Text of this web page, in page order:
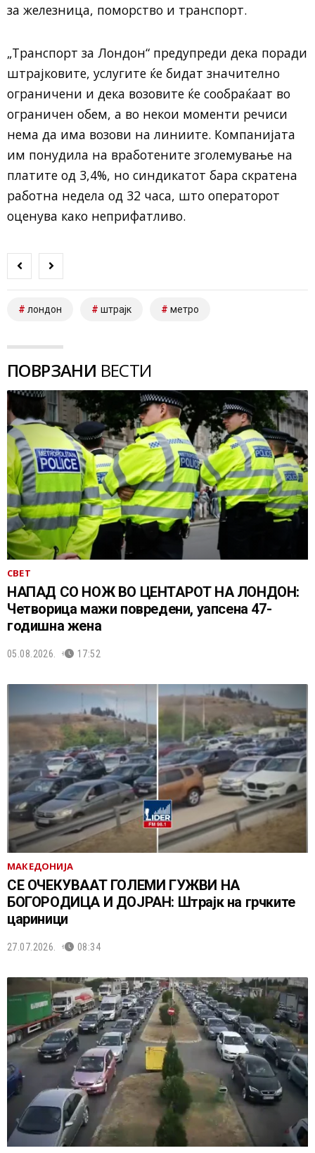
за железница, поморство и транспорт.
„Транспорт за Лондон“ предупреди дека поради
штрајковите, услугите ќе бидат значително
ограничени и дека возовите ќе сообраќаат во
ограничен обем, а во некои моменти речиси
нема да има возови на линиите. Компанијата
им понудила на вработените зголемување на
платите од 3,4%, но синдикатот бара скратена
работна недела од 32 часа, што операторот
оценува како неприфатливо.
лондон штрајк метро
ПОВРЗАНИ ВЕСТИ
СВЕТ
НАПАД СО НОЖ ВО ЦЕНТАРОТ НА ЛОНДОН:
Четворица мажи повредени, уапсена 47-
годишна жена
05.08.2026. 17:52
МАКЕДОНИЈА
СЕ ОЧЕКУВААТ ГОЛЕМИ ГУЖВИ НА
БОГОРОДИЦА И ДОЈРАН: Штрајк на грчките
цариници
27.07.2026. 08:34